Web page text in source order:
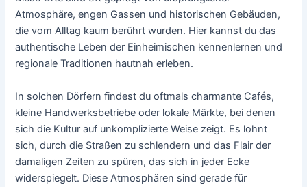
Atmosphäre, engen Gassen und historischen Gebäuden,
die vom Alltag kaum berührt wurden. Hier kannst du das
authentische Leben der Einheimischen kennenlernen und
regionale Traditionen hautnah erleben.
In solchen Dörfern findest du oftmals charmante Cafés,
kleine Handwerksbetriebe oder lokale Märkte, bei denen
sich die Kultur auf unkomplizierte Weise zeigt. Es lohnt
sich, durch die Straßen zu schlendern und das Flair der
damaligen Zeiten zu spüren, das sich in jeder Ecke
widerspiegelt. Diese Atmosphären sind gerade für